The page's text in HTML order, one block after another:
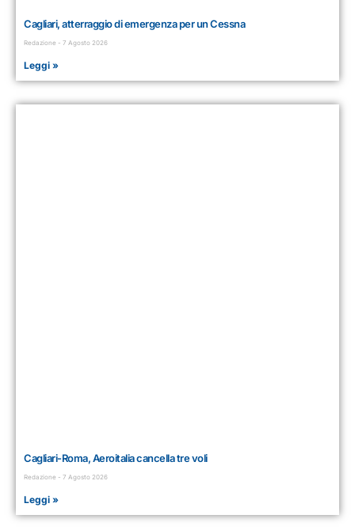
Cagliari, atterraggio di emergenza per un Cessna
Redazione 7 Agosto 2026
Leggi »
Cagliari-Roma, Aeroitalia cancella tre voli
Redazione 7 Agosto 2026
Leggi »